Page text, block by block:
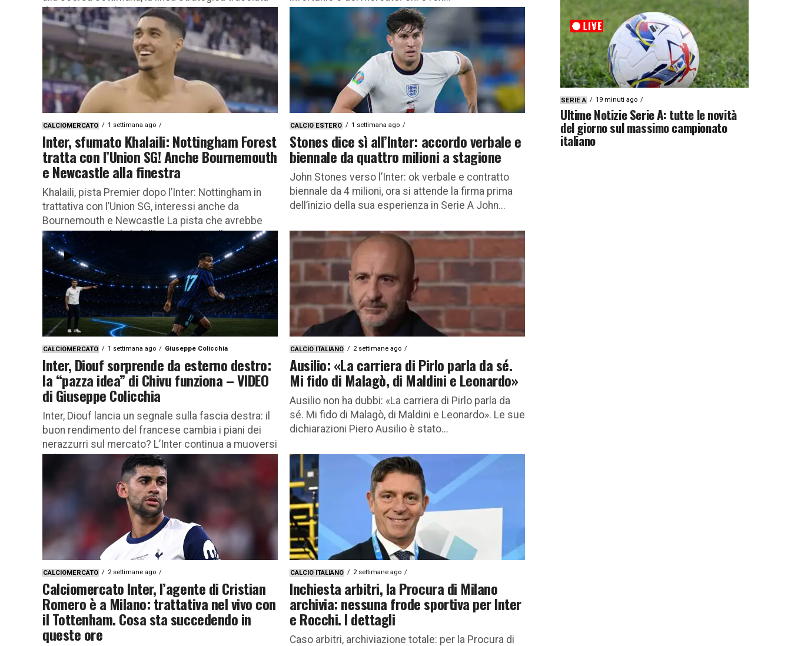
da Oaktree per il...
CALCIOMERCATO 1 settimana ago
Inter, sfumato Khalaili: Nottingham Forest
tratta con l’Union SG! Anche Bournemouth
e Newcastle alla finestra
Khalaili, pista Premier dopo l’Inter: Nottingham in
trattativa con l’Union SG, interessi anche da
Bournemouth e Newcastle La pista che avrebbe
portato Anan Khalaili dall’Union Saint‑Gilloise...
CALCIO ESTERO 1 settimana ago
Stones dice sì all’Inter: accordo verbale e
biennale da quattro milioni a stagione
John Stones verso l’Inter: ok verbale e contratto
biennale da 4 milioni, ora si attende la firma prima
dell’inizio della sua esperienza in Serie A John...
CALCIOMERCATO 1 settimana ago Giuseppe Colicchia
Inter, Diouf sorprende da esterno destro:
la “pazza idea” di Chivu funziona – VIDEO
di Giuseppe Colicchia
Inter, Diouf lancia un segnale sulla fascia destra: il
buon rendimento del francese cambia i piani dei
nerazzurri sul mercato? L’Inter continua a muoversi
sul mercato...
CALCIO ITALIANO 2 settimane ago
Ausilio: «La carriera di Pirlo parla da sé.
Mi fido di Malagò, di Maldini e Leonardo»
Ausilio non ha dubbi: «La carriera di Pirlo parla da
sé. Mi fido di Malagò, di Maldini e Leonardo». Le sue
dichiarazioni Piero Ausilio è stato...
CALCIOMERCATO 2 settimane ago
Calciomercato Inter, l’agente di Cristian
Romero è a Milano: trattativa nel vivo con
il Tottenham. Cosa sta succedendo in
queste ore
CALCIO ITALIANO 2 settimane ago
Inchiesta arbitri, la Procura di Milano
archivia: nessuna frode sportiva per Inter
e Rocchi. I dettagli
Caso arbitri, archiviazione totale: per la Procura di
SERIE A 19 minuti ago
Ultime Notizie Serie A: tutte le novità
del giorno sul massimo campionato
italiano